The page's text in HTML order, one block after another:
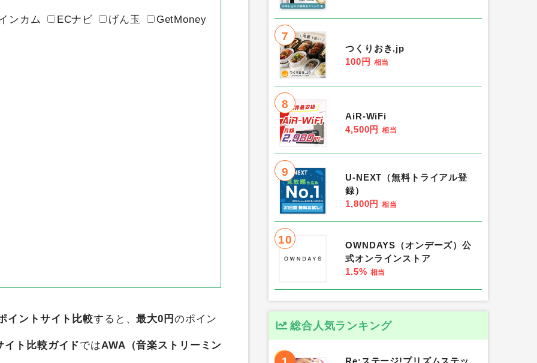
ンカム ECナビ げん玉 GetMoney
イントサイト比較すると、最大0円 のポイン
イト比較ガイドではAWA（音楽ストリーミン
7
つくりおき.jp
100円 相当
8
AiR-WiFi
4,500円 相当
9
U-NEXT（無料トライアル登
録）
1,800円 相当
10
OWNDAYS（オンデーズ）公
式オンラインストア
1.5% 相当
総合人気ランキング
Re:ステージ!プリズムステッ